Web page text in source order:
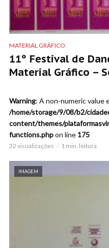
MATERIAL GRÁFICO
11º Festival de
Material Gráfico –
Warning: A non-numeric value
/home/storage/9/08/b2/
content/themes/
functions.phpon line 175
32 visualizações 1 min. leitura
IMAGEM